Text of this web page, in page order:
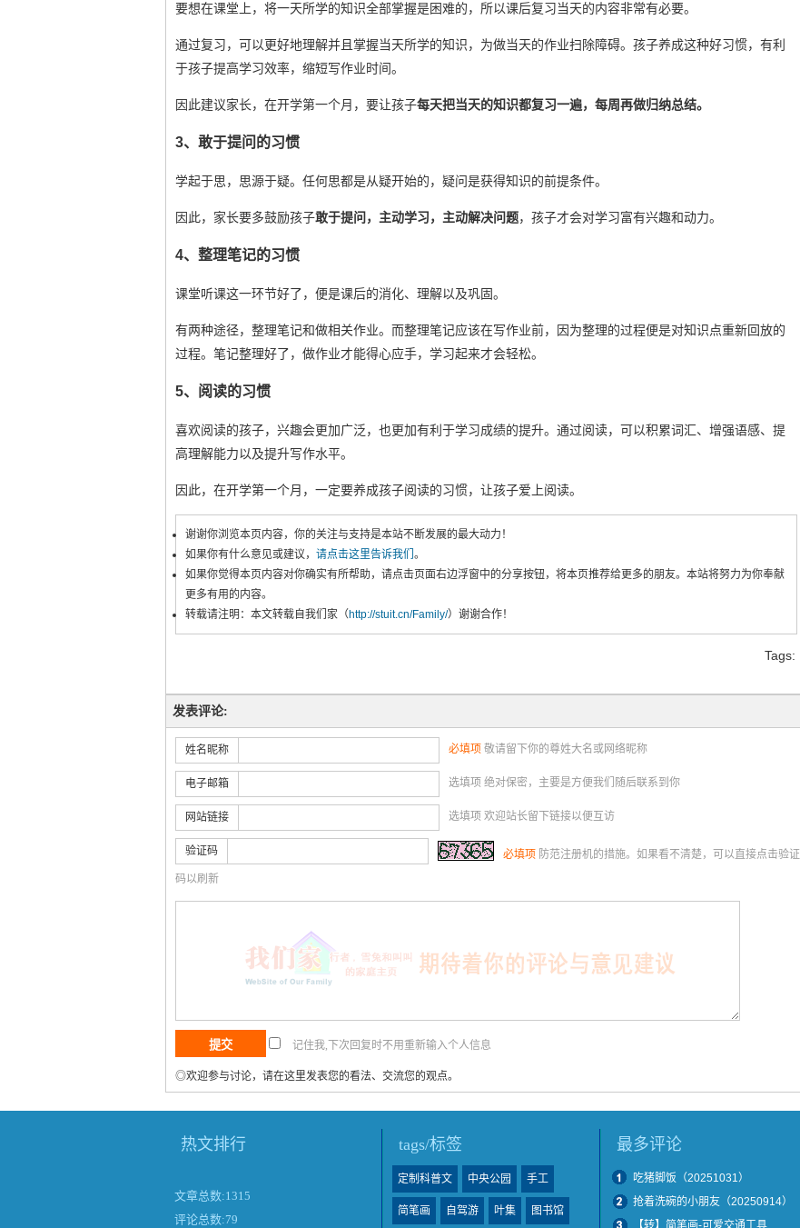
要想在课堂上，将一天所学的知识全部掌握是困难的，所以课后复习当天的内容非常有必要。
通过复习，可以更好地理解并且掌握当天所学的知识，为做当天的作业扫除障碍。孩子养成这种好习惯，有利
于孩子提高学习效率，缩短写作业时间。
因此建议家长，在开学第一个月，要让孩子每天把当天的知识都复习一遍，每周再做归纳总结。
3、敢于提问的习惯
学起于思，思源于疑。任何思都是从疑开始的，疑问是获得知识的前提条件。
因此，家长要多鼓励孩子敢于提问，主动学习，主动解决问题，孩子才会对学习富有兴趣和动力。
4、整理笔记的习惯
课堂听课这一环节好了，便是课后的消化、理解以及巩固。
有两种途径，整理笔记和做相关作业。而整理笔记应该在写作业前，因为整理的过程便是对知识点重新回放的
过程。笔记整理好了，做作业才能得心应手，学习起来才会轻松。
5、阅读的习惯
喜欢阅读的孩子，兴趣会更加广泛，也更加有利于学习成绩的提升。通过阅读，可以积累词汇、增强语感、提
高理解能力以及提升写作水平。
因此，在开学第一个月，一定要养成孩子阅读的习惯，让孩子爱上阅读。
谢谢你浏览本页内容，你的关注与支持是本站不断发展的最大动力！
如果你有什么意见或建议， 请点击这里告诉我们 。
如果你觉得本页内容对你确实有所帮助，请点击页面右边浮窗中的分享按钮，将本页推荐给更多的朋友。本站将努力为你奉献
更多有用的内容。
转载请注明：本文转载自我们家（http://stuit.cn/Family/）谢谢合作！
Tags:
发表评论:
姓名昵称 必填项 敬请留下你的尊姓大名或网络昵称
电子邮箱 选填项 绝对保密，主要是方便我们随后联系到你
网站链接 选填项 欢迎站长留下链接以便互访
验证码 必填项 防范注册机的措施。如果看不清楚，可以直接点击验证
码以刷新
记住我,下次回复时不用重新输入个人信息
◎欢迎参与讨论，请在这里发表您的看法、交流您的观点。
热文排行
文章总数:1315
评论总数:79
tags/标签
定制科普文 中央公园 手工
简笔画 自驾游 叶集 图书馆
最多评论
吃猪脚饭（20251031）
抢着洗碗的小朋友（20250914）
【转】简笔画-可爱交通工具